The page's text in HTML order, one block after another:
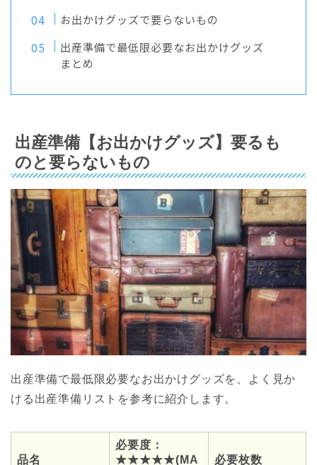
お出かけグッズで要らないもの
出産準備で最低限必要なお出かけグッズ
まとめ
出産準備【お出かけグッズ】要るも
のと要らないもの
出産準備で最低限必要なお出かけグッズを、よく見か
ける出産準備リストを参考に紹介します。
品名
必要度：
★★★★★(MA
必要枚数